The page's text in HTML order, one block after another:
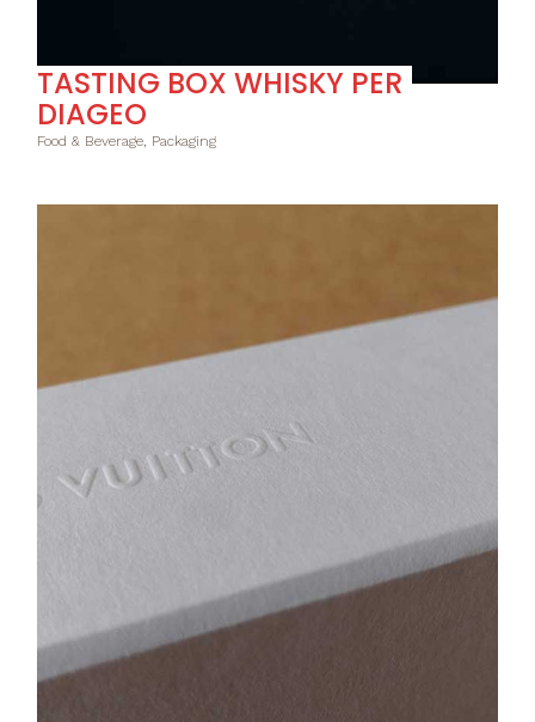
TASTING BOX WHISKY PER
DIAGEO
Food & Beverage, Packaging